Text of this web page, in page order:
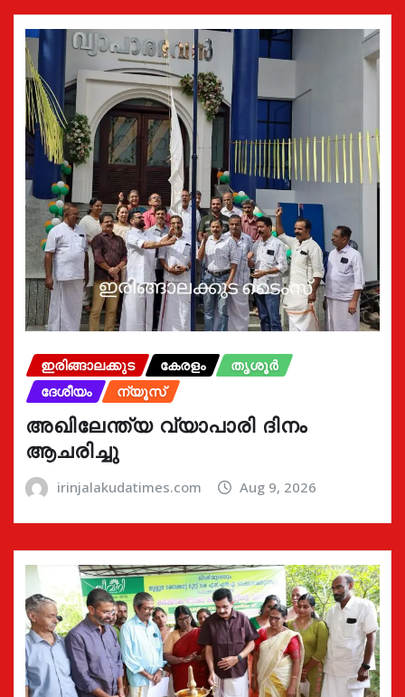
ഇരിങ്ങാലക്കുട കേരളം
തൃശൂർ
ദേശീയം
ന്യൂസ്
അഖിലേന്ത്യ വ്യാപാരി ദിനം
ആചരിച്ചു
irinjalakudatimes.com Aug 9, 2026